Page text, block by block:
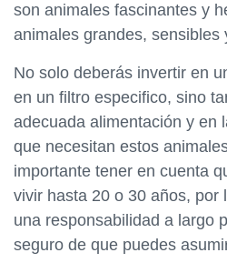
son animales fascinantes y
animales grandes, sensibles
No solo deberás invertir en
en un filtro especifico, sino
adecuada alimentación y en
que necesitan estos
importante tener en cuenta
vivir hasta 20 o 30 años, por
una responsabilidad a largo
seguro de que puedes